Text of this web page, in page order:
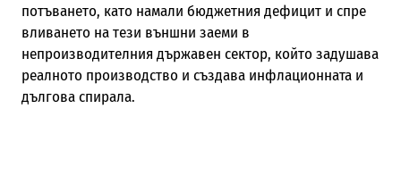
потъването, като намали бюджетния дефицит и спре
вливането на тези външни заеми в
непроизводителния държавен сектор, който задушава
реалното производство и създава инфлационната и
дългова спирала.